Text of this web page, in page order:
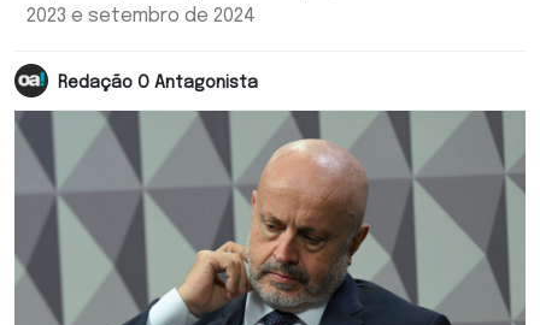
2023 e setembro de 2024
Redação O Antagonista